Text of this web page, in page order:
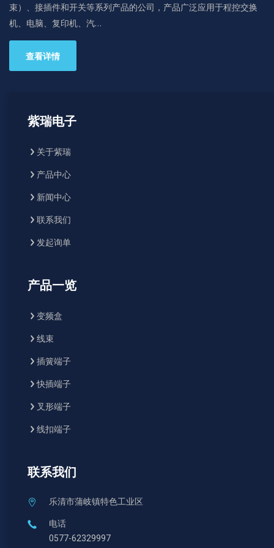
束）、接插件和开关等系列产品的公司，产品广泛应用于程控交换
机、电脑、复印机、汽…
查看详情
紫瑞电子
关于紫瑞
产品中心
新闻中心
联系我们
发起询单
产品一览
变频盒
线束
插簧端子
快插端子
叉形端子
线扣端子
联系我们
乐清市蒲岐镇特色工业区
电话
0577-62329997